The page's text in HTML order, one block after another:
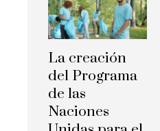
La creación
del Programa
de las
Naciones